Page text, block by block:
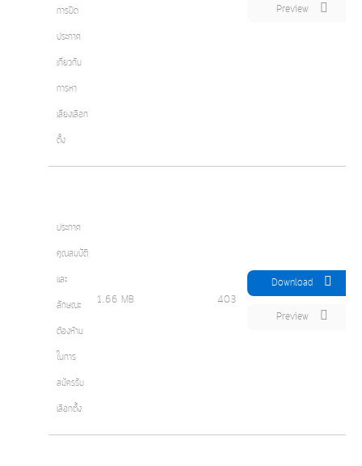
การปิด
ประกาศ
เกี่ยวกับ
การหา
เสียงเลือก
ตั้ง
Preview
ประกาศ
คุณสมบัติ
และ
ลักษณะ
ต้องห้าม
ในการ
สมัครรับ
เลือกตั้ง
1.66 MB 403
Download
Preview